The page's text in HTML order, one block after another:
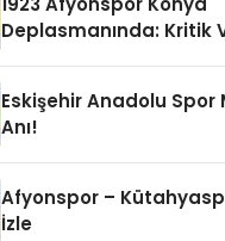
Deplasmanında: Kritik
Eskişehir Anadolu Spor
Anı!
Afyonspor –
İzle